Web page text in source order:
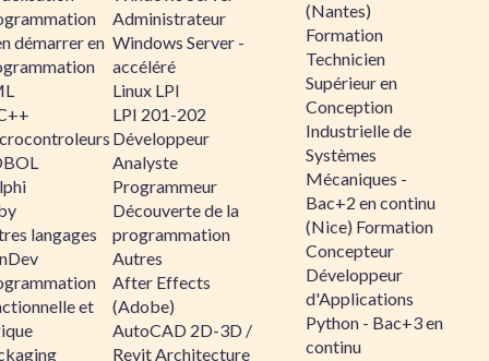
démarrer en
langages
et
Administrateur
Windows Server -
accéléré
Linux LPI
LPI 201-202
Développeur
Analyste
Programmeur
Découverte de la
programmation
Autres
After Effects
(Adobe)
AutoCAD 2D-3D /
Revit Architecture
(Nantes)
Formation
Technicien
Supérieur en
Conception
Industrielle de
Systèmes
Mécaniques -
Bac+2 en continu
(Nice) Formation
Concepteur
Développeur
d'Applications
Python - Bac+3 en
continu